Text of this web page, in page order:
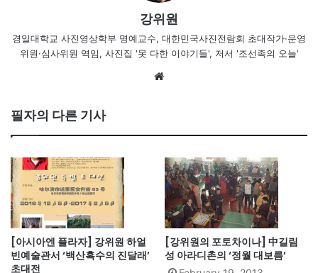
강위원
경일대학교 사진영상학부 명예교수, 대한민국사진전람회 초대작가·운영
위원·심사위원 역임, 사진집 '못 다한 이야기들', 저서 '조선족의 오늘'
필자의 다른 기사
[아시아엔 플라자] 강위원 하얼
빈예술관서 ‘백산흑수의 진달래’
초대전
[강위원의 포토차이나] 中길림
성 아라디촌의 ‘정월 대보름’